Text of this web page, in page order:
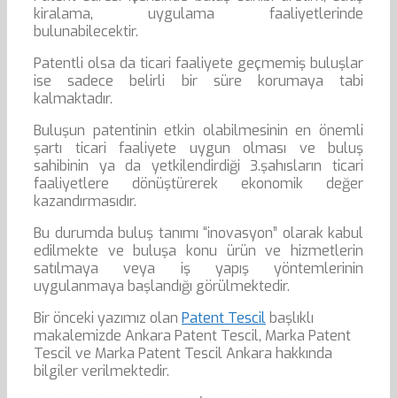
kiralama, uygulama faaliyetlerinde
bulunabilecektir.
Patentli olsa da ticari faaliyete geçmemiş buluşlar
ise sadece belirli bir süre korumaya tabi
kalmaktadır.
Buluşun patentinin etkin olabilmesinin en önemli
şartı ticari faaliyete uygun olması ve buluş
sahibinin ya da yetkilendirdiği 3.şahısların ticari
faaliyetlere dönüştürerek ekonomik değer
kazandırmasıdır.
Bu durumda buluş tanımı “inovasyon” olarak kabul
edilmekte ve buluşa konu ürün ve hizmetlerin
satılmaya veya iş yapış yöntemlerinin
uygulanmaya başlandığı görülmektedir.
Bir önceki yazımız olan Patent Tescil başlıklı
makalemizde Ankara Patent Tescil, Marka Patent
Tescil ve Marka Patent Tescil Ankara hakkında
bilgiler verilmektedir.